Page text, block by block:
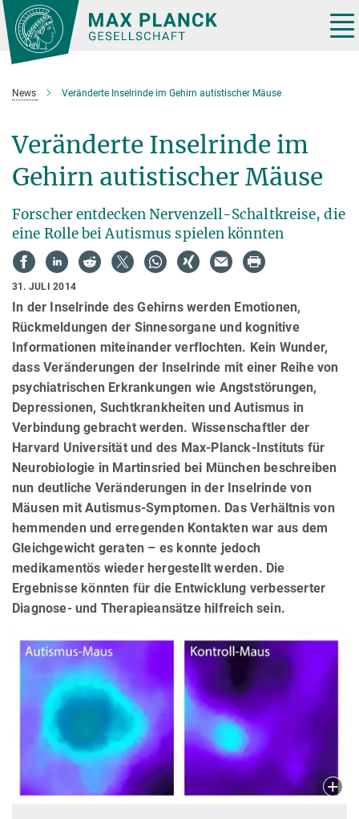
Hauptinhalt
News Veränderte Inselrinde im Gehirn autistischer Mäuse
Veränderte Inselrinde im
Gehirn autistischer Mäuse
Forscher entdecken Nervenzell-Schaltkreise, die
eine Rolle bei Autismus spielen könnten
31. JULI 2014
In der Inselrinde des Gehirns werden Emotionen,
Rückmeldungen der Sinnesorgane und kognitive
Informationen miteinander verflochten. Kein Wunder,
dass Veränderungen der Inselrinde mit einer Reihe von
psychiatrischen Erkrankungen wie Angststörungen,
Depressionen, Suchtkrankheiten und Autismus in
Verbindung gebracht werden. Wissenschaftler der
Harvard Universität und des Max-Planck-Instituts für
Neurobiologie in Martinsried bei München beschreiben
nun deutliche Veränderungen in der Inselrinde von
Mäusen mit Autismus-Symptomen. Das Verhältnis von
hemmenden und erregenden Kontakten war aus dem
Gleichgewicht geraten – es konnte jedoch
medikamentös wieder hergestellt werden. Die
Ergebnisse könnten für die Entwicklung verbesserter
Diagnose- und Therapieansätze hilfreich sein.